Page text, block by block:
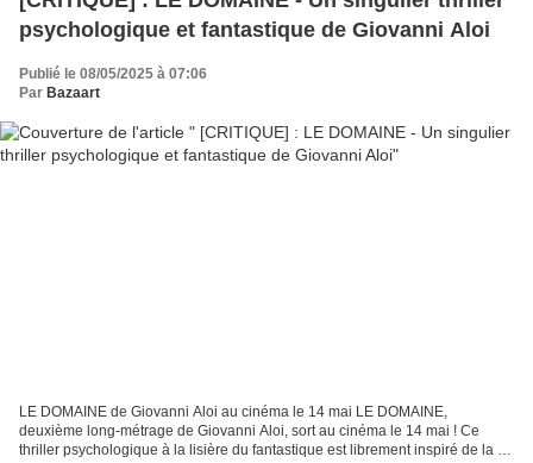
psychologique et fantastique de Giovanni Aloi
Publié le 08/05/2025 à 07:06
Par Bazaart
LE DOMAINE de Giovanni Aloi au cinéma le 14 mai LE DOMAINE,
deuxième long-métrage de Giovanni Aloi, sort au cinéma le 14 mai ! Ce
thriller psychologique à la lisière du fantastique est librement inspiré de la «